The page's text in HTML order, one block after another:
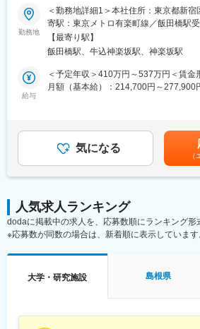
導入における情報収集、デモ調整、評
◇プロジェクト・パートナー・技術動向
ス/トラッカーの更新・管理
◇R&D・BD・経営の交差点で、会社の
セスを学べる
◇スタートアップらしいスピード感の
急速に広げられる
◇海外パートナー訪問や国際学会への
可能
変更の範囲：会社の定める業務
【CRC=治験コーディネーターとは？】
病院・クリニックを訪問して、患者様
らに製薬企業との連絡・調整役を担い
いただく患者様の相談相手となり、じ
【CRCのやりがい】
接聞けることもあります。患者様や医
と感謝の言葉をいただけたときの喜び
・治験の進捗状況の確認や患者様対応
事務局に共有
・来院された患者様の診察や検査に同
われているか、患者様の状態変化が無
・患者様の報告書作成
・医師との打ち合わせ
勤務地
＜勤務地詳細1＞本社住所：東京都新
寄駅：東京メトロ有楽町線／飯田橋駅
煙＜勤務地詳細2＞全国いずれかの医療
医療施設 受動喫煙対策：屋内全面禁煙
【最寄り駅】
飯田橋駅、牛込神楽坂駅、神楽坂駅
給与
＜予定年収＞410万円～537万円＜賃金
月額（基本給）：214,700円～277,900
CRC手当・休日連絡対応手当■賞与：
給：年1回（10月）※業績に応じ、決算
合あり（10月）■時間外・休日出勤手当
賃金はあくまでも目安の金額であり、
気になる
人気求人ランキング
dodaに掲載中の求人を、応募数順にランキング形
※応募数が同数の場合は、新着順に表示しています
大学・研究施設 島根県